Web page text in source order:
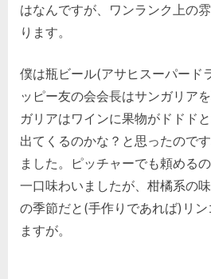
はなんですが、ワンランク上の
ります。
僕は瓶ビール(アサヒスーパード
ッピー友の会会長はサンガリア
ガリアはワインに果物がドドド
出てくるのかな？と思ったので
ました。ピッチャーでも頼める
一口味わいましたが、柑橘系の
の季節だと(手作りであれば)リ
ますが。